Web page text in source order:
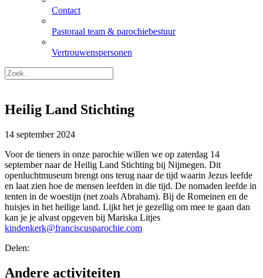
Contact
Pastoraal team & parochiebestuur
Vertrouwenspersonen
Heilig Land Stichting
14 september 2024
Voor de tieners in onze parochie willen we op zaterdag 14
september naar de Heilig Land Stichting bij Nijmegen. Dit
openluchtmuseum brengt ons terug naar de tijd waarin Jezus leefde
en laat zien hoe de mensen leefden in die tijd. De nomaden leefde in
tenten in de woestijn (net zoals Abraham). Bij de Romeinen en de
huisjes in het heilige land. Lijkt het je gezellig om mee te gaan dan
kan je je alvast opgeven bij Mariska Litjes
kindenkerk@franciscusparochie.com
Delen:
Andere activiteiten